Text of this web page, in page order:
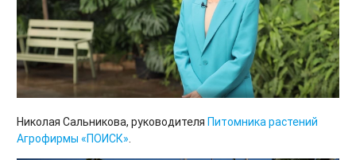
Николая Сальникова, руководителя Питомника растений
Агрофирмы «ПОИСК».